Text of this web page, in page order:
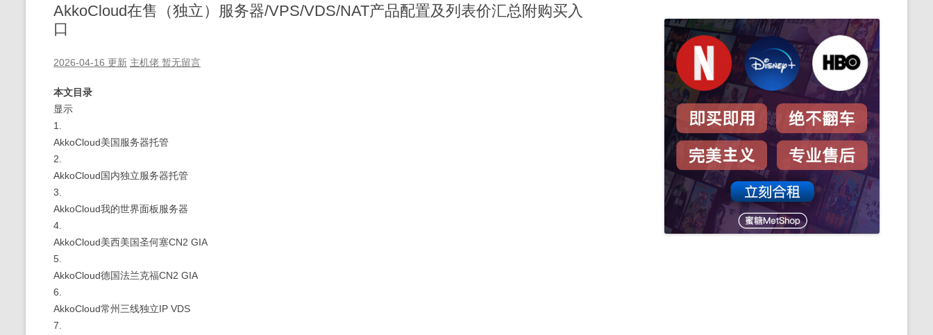
AkkoCloud在售（独立）服务器/VPS/VDS/NAT产品配置及列表价汇总附购买入
口
2026-04-16 更新 主机佬 暂无留言
本文目录
显示
1.
AkkoCloud美国服务器托管
2.
AkkoCloud国内独立服务器托管
3.
AkkoCloud我的世界面板服务器
4.
AkkoCloud美西美国圣何塞CN2 GIA
5.
AkkoCloud德国法兰克福CN2 GIA
6.
AkkoCloud常州三线独立IP VDS
7.